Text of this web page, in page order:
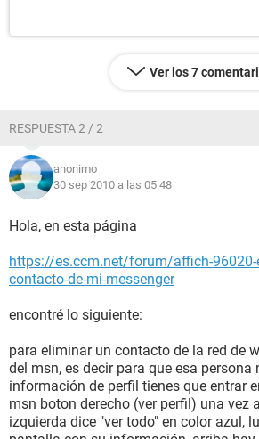
Ver los 7
RESPUESTA 2 / 2
anonimo
30 sep 2010 a las 05:48
Hola, en esta página
https://es.ccm.net/forum/affich-96020-
contacto-de-mi-messenger
encontré lo siguiente:
para eliminar un contacto de la red de
del msn, es decir para que esa persona
información de perfil tienes que entrar
msn boton derecho (ver perfil) una vez
izquierda dice "ver todo" en color azul,